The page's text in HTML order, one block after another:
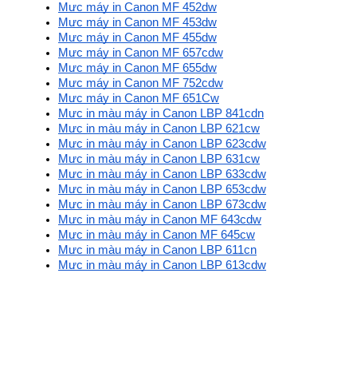
Mực máy in Canon MF 452dw
Mực máy in Canon MF 453dw
Mực máy in Canon MF 455dw
Mực máy in Canon MF 657cdw
Mực máy in Canon MF 655dw
Mực máy in Canon MF 752cdw
Mực máy in Canon MF 651Cw
Mực in màu máy in Canon LBP 841cdn
Mực in màu máy in Canon LBP 621cw
Mực in màu máy in Canon LBP 623cdw
Mực in màu máy in Canon LBP 631cw
Mực in màu máy in Canon LBP 633cdw
Mực in màu máy in Canon LBP 653cdw
Mực in màu máy in Canon LBP 673cdw
Mực in màu máy in Canon MF 643cdw
Mực in màu máy in Canon MF 645cw
Mực in màu máy in Canon LBP 611cn
Mực in màu máy in Canon LBP 613cdw